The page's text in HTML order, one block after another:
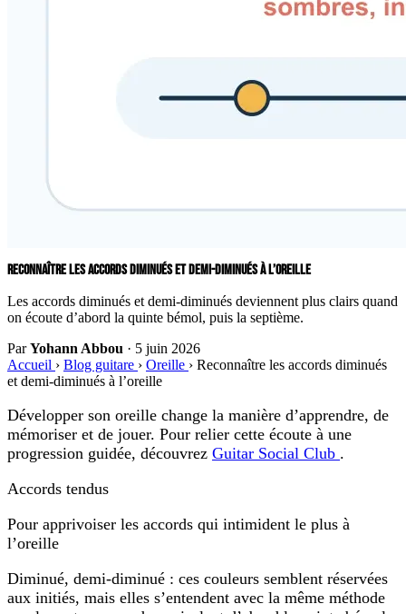
RECONNAÎTRE LES ACCORDS DIMINUÉS ET DEMI-DIMINUÉS À L’OREILLE
Les accords diminués et demi-diminués deviennent plus clairs quand
on écoute d’abord la quinte bémol, puis la septième.
ParYohann Abbou · 5 juin 2026
Accueil › Blog guitare › Oreille › Reconnaître les accords diminués
et demi-diminués à l’oreille
Développer son oreille change la manière d’apprendre, de
mémoriser et de jouer. Pour relier cette écoute à une
progression guidée, découvrez Guitar Social Club .
Accords tendus
Pour apprivoiser les accords qui intimident le plus à
l’oreille
Diminué, demi-diminué : ces couleurs semblent réservées
aux initiés, mais elles s’entendent avec la même méthode